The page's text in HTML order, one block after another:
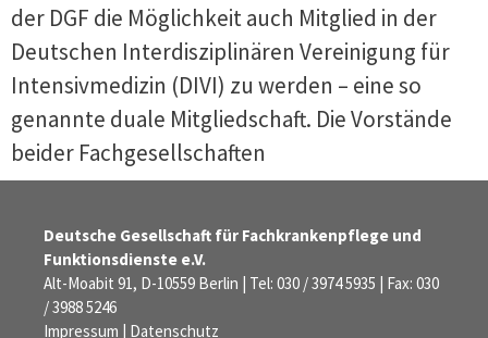
der DGF die Möglichkeit auch Mitglied in der
Deutschen Interdisziplinären Vereinigung für
Intensivmedizin (DIVI) zu werden – eine so
genannte duale Mitgliedschaft. Die Vorstände
beider Fachgesellschaften
Deutsche Gesellschaft für Fachkrankenpflege und
Funktionsdienste e.V.
Alt-Moabit 91, D-10559 Berlin | Tel: 030 / 3974 5935 | Fax: 030
/ 3988 5246
Impressum | Datenschutz